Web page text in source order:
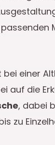
bei einer
auf die
, dabei
zu